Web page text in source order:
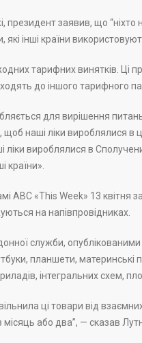
заявив, що “ніхто
інші країни
тарифних винятків. Ці
до іншого тарифного
для вирішення
наші ліки вироблялися в
ліки вироблялися в
країни».
ABC «This Week» 13 квітня
на напівпровідниках.
служби, опублікованими
планшети, материнські
інтегральних схем,
ці товари від
або два”, — сказав